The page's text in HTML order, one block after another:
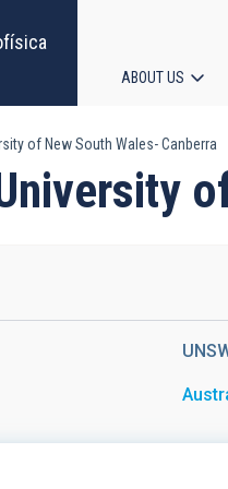
ABOUT US
of New South Wales- Canberra